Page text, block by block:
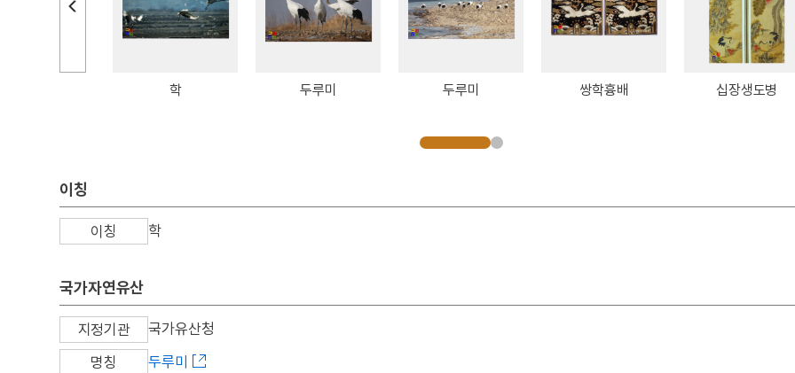
학 두루미 두루미 쌍학흉배 십장생도병
이칭
이칭 학
국가자연유산
지정기관
국가유산청
명칭
두루미